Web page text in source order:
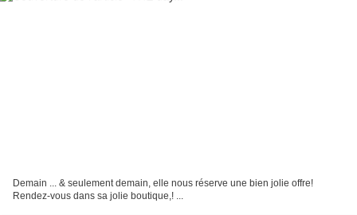
Demain ... & seulement demain, elle nous réserve une bien jolie offre!
Rendez-vous dans sa jolie boutique,! ...